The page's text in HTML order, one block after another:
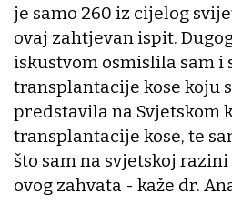
je samo 260 iz cijelog
ovaj zahtjevan ispit.
iskustvom osmislila sam i
transplantacije kose koju
predstavila na Svjetskom
transplantacije kose, te
što sam na svjetskoj
ovog zahvata - kaže dr.